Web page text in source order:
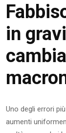
in
Uno degli errori
aumenti